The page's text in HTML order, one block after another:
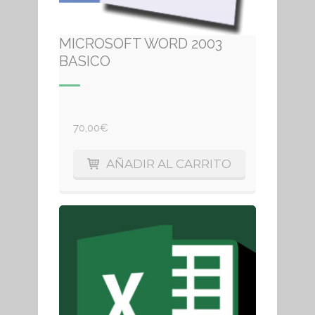
MICROSOFT WORD 2003
BASICO
70,00€
AÑADIR AL CARRITO